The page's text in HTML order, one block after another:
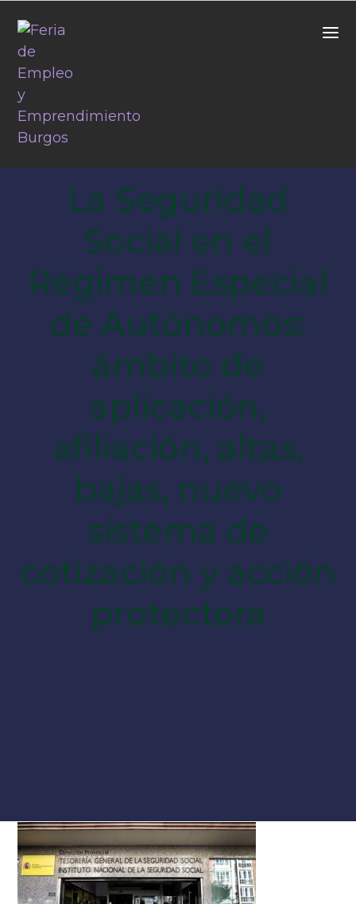
La Seguridad
Social en el
Régimen Especial
de Autónomos:
ámbito de
aplicación,
afiliación, altas,
bajas, nuevo
sistema de
cotización y acción
protectora